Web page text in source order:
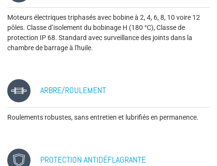
Moteurs électriques triphasés avec bobine à 2, 4, 6, 8, 10 voire 12
pôles. Classe d’isolement du bobinage H (180 °C), Classe de
protection IP 68. Standard avec surveillance des joints dans la
chambre de barrage à l'huile.
ARBRE/ROULEMENT
Roulements robustes, sans entretien et lubrifiés en permanence.
PROTECTION ANTIDÉFLAGRANTE